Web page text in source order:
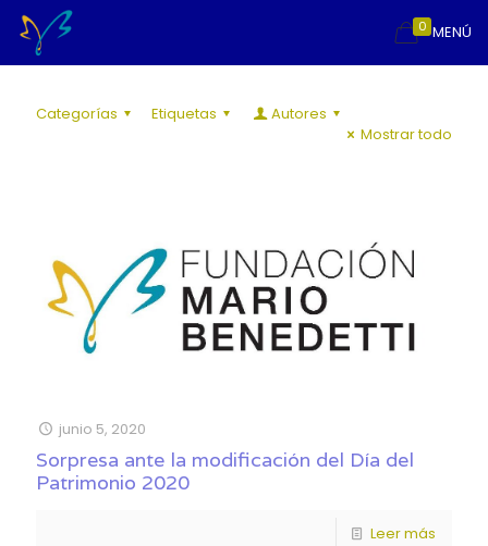
MENÚ
0
Categorías Etiquetas
Autores
Mostrar todo
junio 5, 2020
Sorpresa ante la modificación del Día del
Patrimonio 2020
Leer más